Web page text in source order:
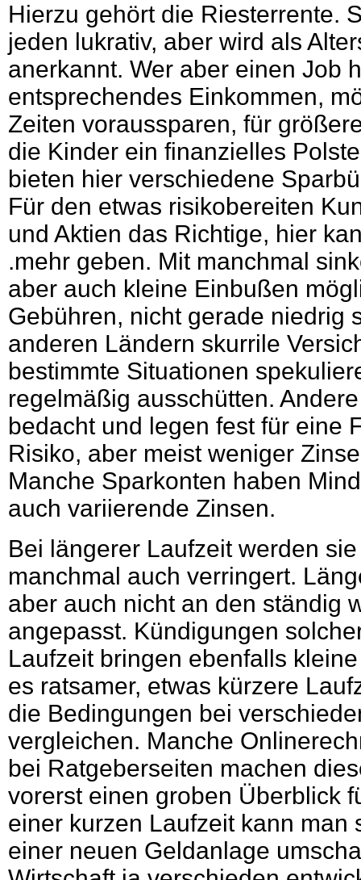
Hierzu gehört die Riesterrente.
jeden lukrativ, aber wird als
anerkannt. Wer aber einen Job
entsprechendes Einkommen,
Zeiten voraussparen, für
die Kinder ein finanzielles
bieten hier verschiedene
Für den etwas risikobereiten
und Aktien das Richtige, hier
.mehr geben. Mit manchmal
aber auch kleine Einbußen
Gebühren, nicht gerade niedrig
anderen Ländern skurrile
bestimmte Situationen
regelmäßig ausschütten.
bedacht und legen fest für eine
Risiko, aber meist weniger
Manche Sparkonten haben
auch variierende Zinsen.
Bei längerer Laufzeit werden
manchmal auch verringert.
aber auch nicht an den ständig
angepasst. Kündigungen
Laufzeit bringen ebenfalls
es ratsamer, etwas kürzere
die Bedingungen bei
vergleichen. Manche
bei Ratgeberseiten machen
vorerst einen groben Überblick
einer kurzen Laufzeit kann man
einer neuen Geldanlage